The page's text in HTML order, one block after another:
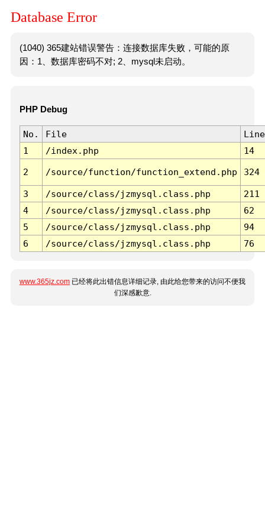
Database Error
(1040) 365建站错误警告：连接数据库失败，可能的原
因：1、数据库密码不对; 2、mysql未启动。
PHP Debug
No. File
Line
1
/index.php 14
2 /source/function/function_extend.php 324
3 /source/class/jzmysql.class.php
211
4
/source/class/jzmysql.class.php
62
5
/source/class/jzmysql.class.php
94
6
/source/class/jzmysql.class.php 76
www.365jz.com 已经将此出错信息详细记录, 由此给您带来的访问不便我
们深感歉意.